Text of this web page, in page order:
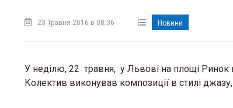
23 Травня 2016 в 08:36 Новини
У неділю, 22 травня, у Львові на площі
Колектив виконував композиції в стилі джазу,